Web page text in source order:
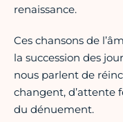
renaissance.
Ces chansons de
la succession des
nous parlent de
changent, d’attente
du dénuement.